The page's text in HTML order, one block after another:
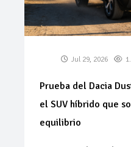
Jul 29, 2026
Prueba del Dacia
el SUV híbrido que
equilibrio